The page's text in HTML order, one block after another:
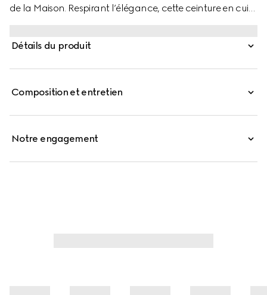
de la Maison. Respirant l’élégance, cette ceinture en cuir
Détails du produit
Composition et entretien
Notre engagement